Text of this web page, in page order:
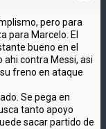
pero para
para Marcelo. El
bueno en el
contra Messi, asi
freno en ataque
Se pega en
tanto apoyo
sacar partido de